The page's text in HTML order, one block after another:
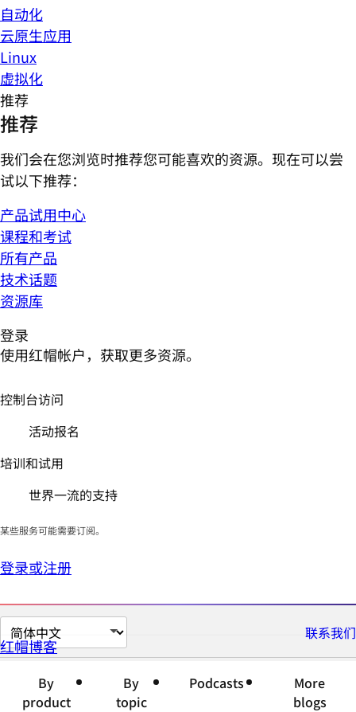
自动化
云原生应用
Linux
虚拟化
推荐
推荐
我们会在您浏览时推荐您可能喜欢的资源。现在可以尝
试以下推荐：
产品试用中心
课程和考试
所有产品
技术话题
资源库
登录
使用红帽帐户，获取更多资源。
控制台访问
活动报名
培训和试用
世界一流的支持
某些服务可能需要订阅。
登录或注册
切
换
联系我们
红帽博客
By
product
By
topic
Podcasts
More
blogs